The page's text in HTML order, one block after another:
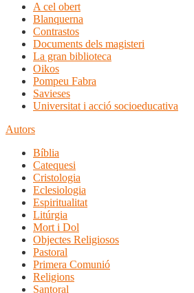
A cel obert
Blanquerna
Contrastos
Documents dels magisteri
La gran biblioteca
Oikos
Pompeu Fabra
Savieses
Universitat i acció socioeducativa
Autors
Bíblia
Catequesi
Cristologia
Eclesiologia
Espiritualitat
Litúrgia
Mort i Dol
Objectes Religiosos
Pastoral
Primera Comunió
Religions
Santoral